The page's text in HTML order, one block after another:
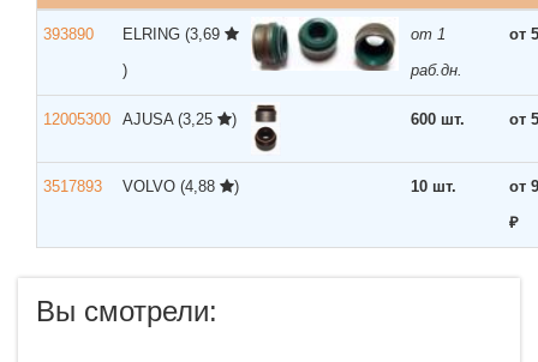
393890 ELRING (3,69
)
от 1
раб.дн.
от
12005300 AJUSA (3,25 ) 600 шт. от
3517893 VOLVO (4,88 ) 10 шт.
от
₽
Вы смотрели: